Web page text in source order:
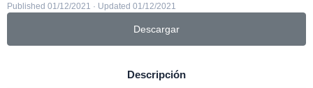
Published 01/12/2021 · Updated 01/12/2021
Descargar
Descripción